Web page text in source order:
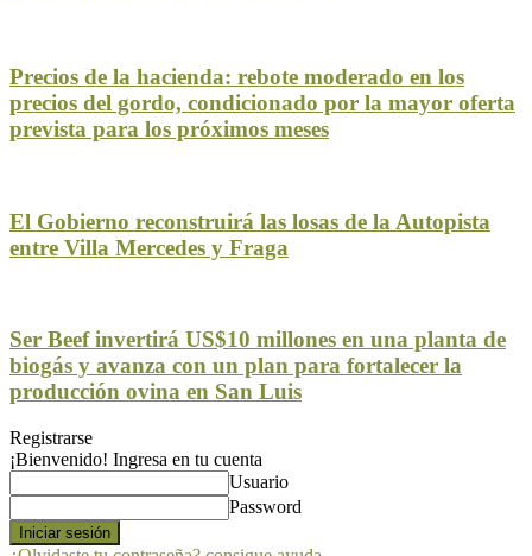
Precios de la hacienda: rebote moderado en los
precios del gordo, condicionado por la mayor oferta
prevista para los próximos meses
El Gobierno reconstruirá las losas de la Autopista
entre Villa Mercedes y Fraga
Ser Beef invertirá US$10 millones en una planta de
biogás y avanza con un plan para fortalecer la
producción ovina en San Luis
Registrarse
¡Bienvenido! Ingresa en tu cuenta
Usuario
Password